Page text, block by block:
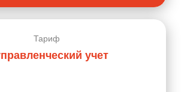
Тариф
учет